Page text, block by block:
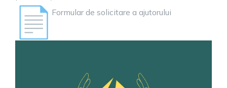
Formular de solicitare a ajutorului